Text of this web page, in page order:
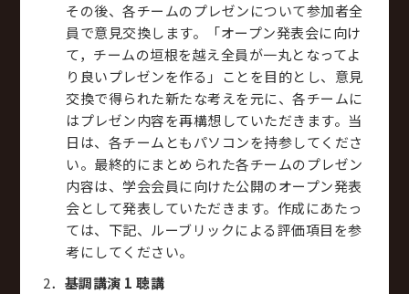
その後、各チームのプレゼンについて参加者全
員で意見交換します。「オープン発表会に向け
て，チームの垣根を越え全員が一丸となってよ
り良いプレゼンを作る」ことを目的とし、意見
交換で得られた新たな考えを元に、各チームに
はプレゼン内容を再構想していただきます。当
日は、各チームともパソコンを持参してくださ
い。最終的にまとめられた各チームのプレゼン
内容は、学会会員に向けた公開のオープン発表
会として発表していただきます。作成にあたっ
ては、下記、ルーブリックによる評価項目を参
考にしてください。
基調講演 1 聴講